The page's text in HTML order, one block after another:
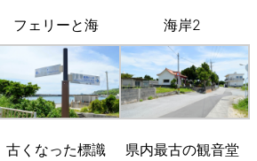
フェリーと海 海岸2
古くなった標識 県内最古の観音堂